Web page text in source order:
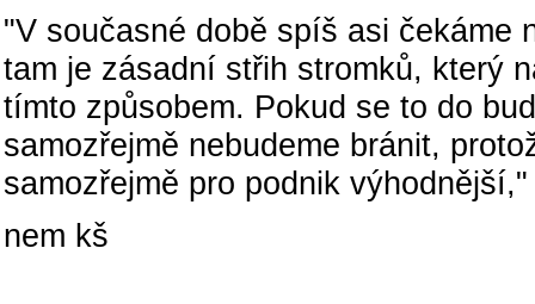
"V současné době spíš asi čekáme
tam je zásadní střih stromků, který
tímto způsobem. Pokud se to do
samozřejmě nebudeme bránit,
samozřejmě pro podnik
nem kš